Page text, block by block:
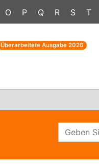
O P Q R S T
Überarbeitete Ausgabe 2026